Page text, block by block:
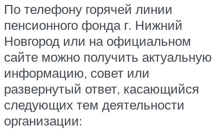
По телефону горячей линии
пенсионного фонда г. Нижний
Новгород или на официальном
сайте можно получить актуальную
информацию, совет или
развернутый ответ, касающийся
следующих тем деятельности
организации: